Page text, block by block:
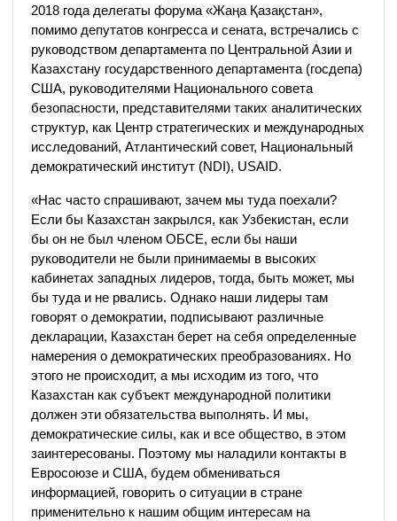
2018 года делегаты форума «Жаңа Қазақстан»,
помимо депутатов конгресса и сената, встречались с
руководством департамента по Центральной Азии и
Казахстану государственного департамента (госдепа)
США, руководителями Национального совета
безопасности, представителями таких аналитических
структур, как Центр стратегических и международных
исследований, Атлантический совет, Национальный
демократический институт (NDI), USAID.
«Нас часто спрашивают, зачем мы туда поехали?
Если бы Казахстан закрылся, как Узбекистан, если
бы он не был членом ОБСЕ, если бы наши
руководители не были принимаемы в высоких
кабинетах западных лидеров, тогда, быть может, мы
бы туда и не рвались. Однако наши лидеры там
говорят о демократии, подписывают различные
декларации, Казахстан берет на себя определенные
намерения о демократических преобразованиях. Но
этого не происходит, а мы исходим из того, что
Казахстан как субъект международной политики
должен эти обязательства выполнять. И мы,
демократические силы, как и все общество, в этом
заинтересованы. Поэтому мы наладили контакты в
Евросоюзе и США, будем обмениваться
информацией, говорить о ситуации в стране
применительно к нашим общим интересам на